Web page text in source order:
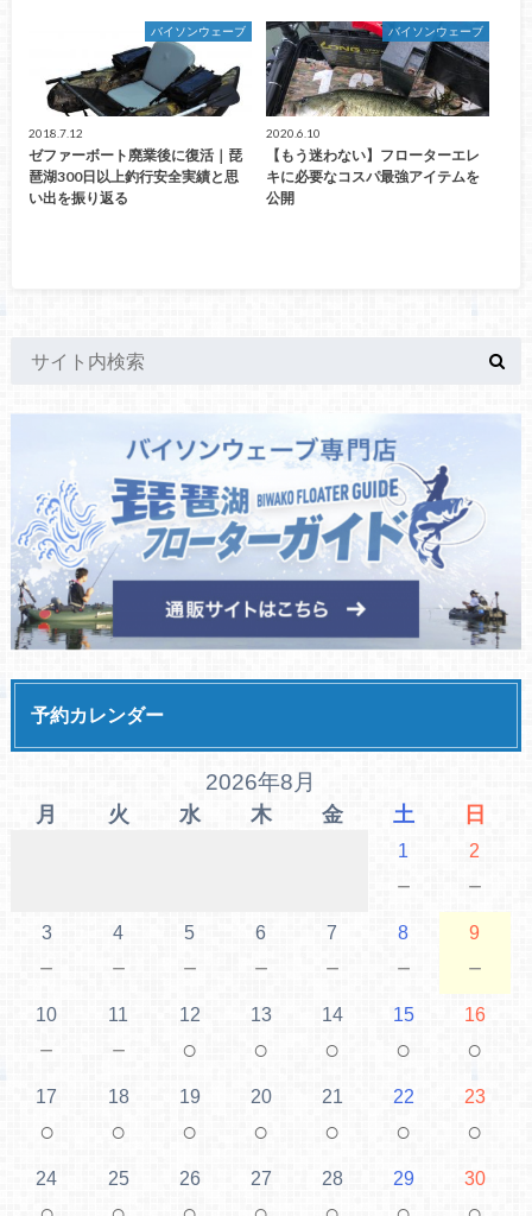
バイソンウェーブ
2018.7.12
ゼファーボート廃業後に復活｜琵
琶湖300日以上釣行安全実績と思
い出を振り返る
バイソンウェーブ
2020.6.10
【もう迷わない】フローターエレ
キに必要なコスパ最強アイテムを
公開
予約カレンダー
2026年8月
月 火 水 木 金 土 日
1
－
2
－
3
－
4
－
5
－
6
－
7
－
8
－
9
－
10
－
11
－
12
○
13
○
14
○
15
○
16
○
17
○
18
○
19
○
20
○
21
○
22
○
23
○
24 25 26 27 28 29 30